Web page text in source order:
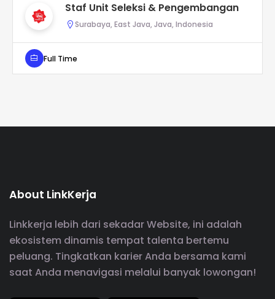
Staf Unit Seleksi & Pengembangan
Surabaya, East Java, Java, Indonesia
Full Time
About LinkKerja
Linkkerja lebih dari sekadar Website, ini adalah
ekosistem dinamis tempat talenta bertemu
peluang. Tingkatkan karier Anda bersama kami
saat Anda menavigasi melalui banyak lowongan!